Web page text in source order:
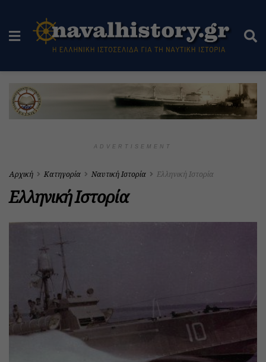
ADVERTISEMENT
Αρχική Κατηγορία Ναυτική Ιστορία Ελληνική Ιστορία
Ελληνική Ιστορία